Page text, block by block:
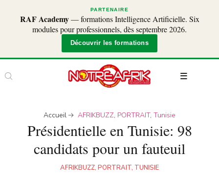
PARTENAIRE
RAF Academy— formations Intelligence Artificielle. Six
modules pour professionnels, dès septembre 2026.
Découvrir les formations
Accueil AFRIKBUZZ, PORTRAIT, Tunisie
Présidentielle en Tunisie: 98
candidats pour un fauteuil
AFRIKBUZZ, PORTRAIT, TUNISIE